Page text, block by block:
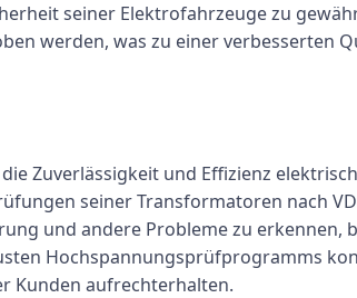
seiner Elektrofahrzeuge zu
werden, was zu einer verbesserten
Zuverlässigkeit und Effizienz
seiner Transformatoren nach
und andere Probleme zu erkennen,
Hochspannungsprüfprogramms
Kunden aufrechterhalten.